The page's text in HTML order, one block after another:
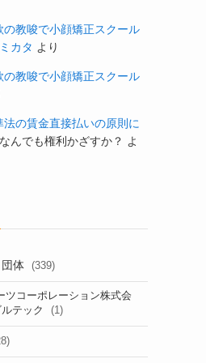
の教唆で小顔矯正スクール
カタ より
の教唆で小顔矯正スクール
の賃金直接払いの原則に
なんでも権利かざすか？ よ
体 (339)
ツコーポレーション株式会
テック
(1)